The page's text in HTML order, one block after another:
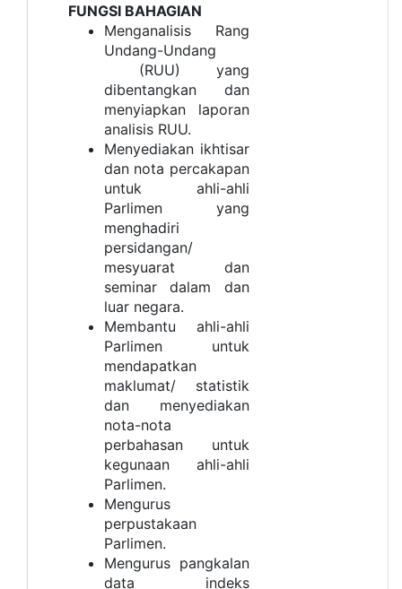
FUNGSI BAHAGIAN
Menganalisis Rang
Undang-Undang
(RUU) yang
dibentangkan dan
menyiapkan laporan
analisis RUU.
Menyediakan ikhtisar
dan nota percakapan
untuk ahli-ahli
Parlimen yang
menghadiri
persidangan/
mesyuarat dan
seminar dalam dan
luar negara.
Membantu ahli-ahli
Parlimen untuk
mendapatkan
maklumat/ statistik
dan menyediakan
nota-nota
perbahasan untuk
kegunaan ahli-ahli
Parlimen.
Mengurus
perpustakaan
Parlimen.
Mengurus pangkalan
data indeks